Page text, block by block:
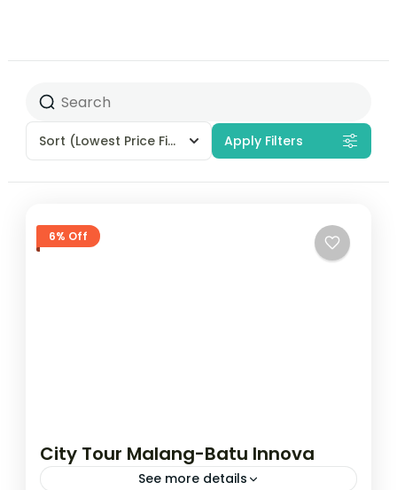
Sort (Lowest Price First) Apply Filters
6% Off
City Tour Malang-Batu Innova
See more details